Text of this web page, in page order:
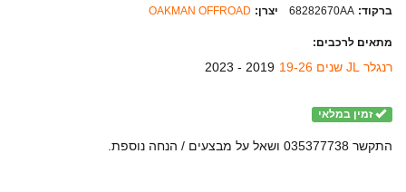
ברקוד: 68282670AA יצרן: OAKMAN OFFROAD
מתאים לרכבים:
רנגלר JL שנים 19-26 2019 - 2023
זמין במלאי
התקשר 035377738 ושאל על מבצעים / הנחה נוספת.